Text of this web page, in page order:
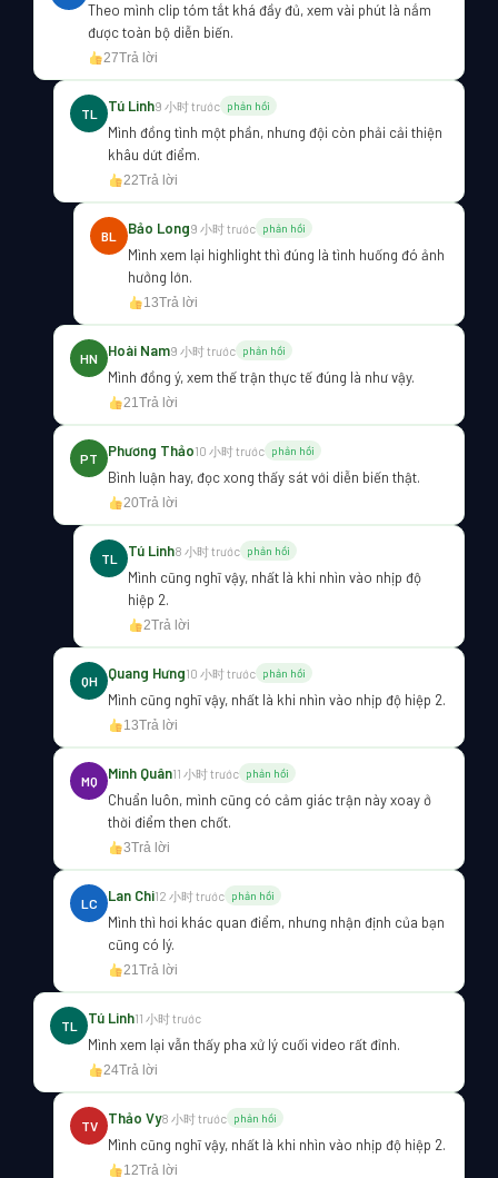
Theo mình clip tóm tắt khá đầy đủ, xem vài phút là nắm
được toàn bộ diễn biến.
27Trả lời
TL Tú Linh9 小时 trước phản hồi
Mình đồng tình một phần, nhưng đội còn phải cải thiện
khâu dứt điểm.
22Trả lời
BL Bảo Long9 小时 trước phản hồi
Mình xem lại highlight thì đúng là tình huống đó ảnh
hưởng lớn.
13Trả lời
HN Hoài Nam9 小时 trước phản hồi
Mình đồng ý, xem thế trận thực tế đúng là như vậy.
21Trả lời
PT Phương Thảo10 小时 trước phản hồi
Bình luận hay, đọc xong thấy sát với diễn biến thật.
20Trả lời
TL Tú Linh8 小时 trước phản hồi
Mình cũng nghĩ vậy, nhất là khi nhìn vào nhịp độ
hiệp 2.
2Trả lời
QH Quang Hưng10 小时 trước phản hồi
Mình cũng nghĩ vậy, nhất là khi nhìn vào nhịp độ hiệp 2.
13Trả lời
MQ Minh Quân11 小时 trước phản hồi
Chuẩn luôn, mình cũng có cảm giác trận này xoay ở
thời điểm then chốt.
3Trả lời
LC Lan Chi12 小时 trước phản hồi
Mình thì hơi khác quan điểm, nhưng nhận định của bạn
cũng có lý.
21Trả lời
TL Tú Linh11 小时 trước
Mình xem lại vẫn thấy pha xử lý cuối video rất đỉnh.
24Trả lời
TV Thảo Vy8 小时 trước phản hồi
Mình cũng nghĩ vậy, nhất là khi nhìn vào nhịp độ hiệp 2.
12Trả lời